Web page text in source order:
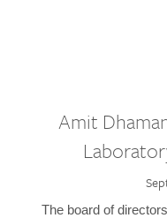
Amit
The board of